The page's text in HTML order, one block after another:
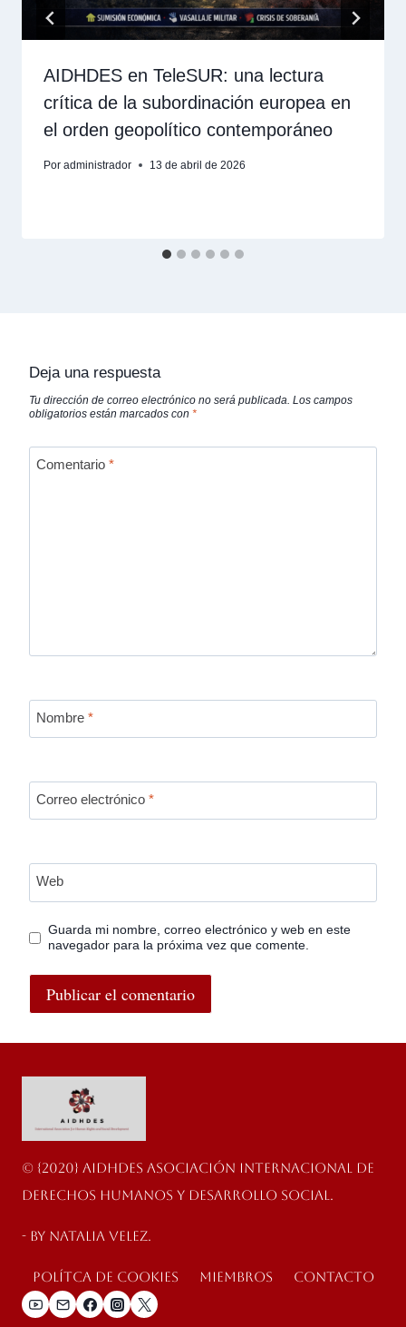
AIDHDES en TeleSUR: una lectura
crítica de la subordinación europea en
el orden geopolítico contemporáneo
Por administrador 13 de abril de 2026
Deja una respuesta
Tu dirección de correo electrónico no será publicada. Los campos
obligatorios están marcados con *
Comentario *
Nombre *
Correo electrónico *
Web
Guarda mi nombre, correo electrónico y web en este
navegador para la próxima vez que comente.
© {2020} AIDHDES Asociación Internacional de
Derechos Humanos y Desarrollo Social.
- By Natalia velez.
Polítca de cookies Miembros Contacto